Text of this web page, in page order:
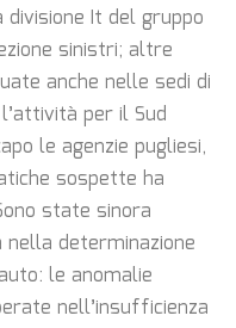
It del gruppo
sinistri; altre
anche nelle sedi di
per il Sud
le agenzie pugliesi,
sospette ha
state sinora
determinazione
le anomalie
nell’insufficienza